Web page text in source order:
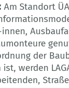
Am Standort
der
werden